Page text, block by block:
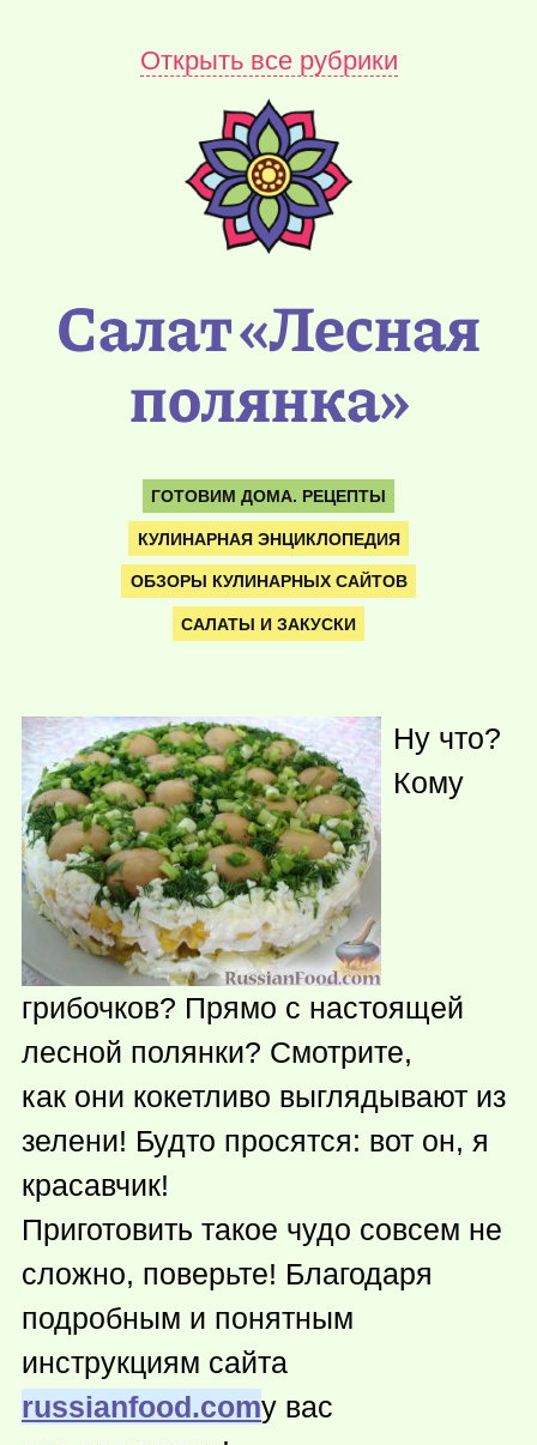
Открыть все рубрики
Салат «Лесная
полянка»
ГОТОВИМ ДОМА. РЕЦЕПТЫ
КУЛИНАРНАЯ ЭНЦИКЛОПЕДИЯ
ОБЗОРЫ КУЛИНАРНЫХ САЙТОВ
САЛАТЫ И ЗАКУСКИ
Ну что?
Кому
грибочков? Прямо с настоящей
лесной полянки? Смотрите,
как они кокетливо выглядывают из
зелени! Будто просятся: вот он, я
красавчик!
Приготовить такое чудо совсем не
сложно, поверьте! Благодаря
подробным и понятным
инструкциям сайта
russianfood.comу вас